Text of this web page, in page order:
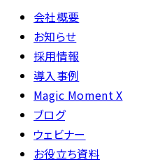
会社概要
お知らせ
採用情報
導入事例
Magic Moment X
ブログ
ウェビナー
お役立ち資料